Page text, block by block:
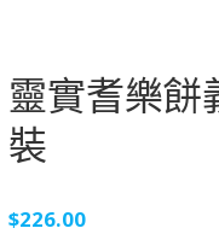
靈實耆樂餅
裝
$226.00